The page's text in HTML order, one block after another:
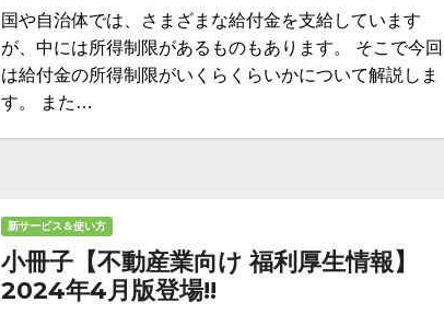
国や自治体では、さまざまな給付金を支給しています
が、中には所得制限があるものもあります。 そこで今回
は給付金の所得制限がいくらくらいかについて解説しま
す。 また…
新サービス＆使い方
小冊子【不動産業向け 福利厚生情報】
2024年4月版登場!!